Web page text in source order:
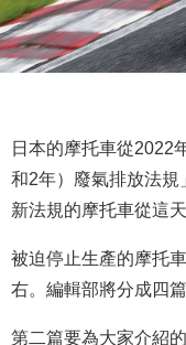
日本的摩托車從2022
和2年）廢氣排放法規
新法規的摩托車從這
被迫停止生產的摩托
右。編輯部將分成四
第二篇要為大家介紹